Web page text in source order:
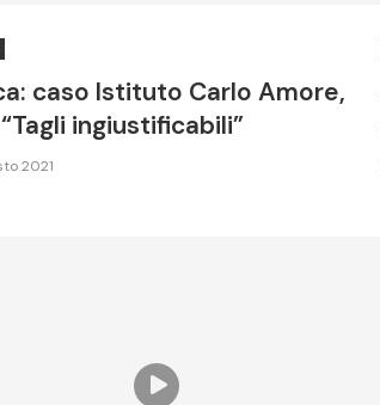
caso Istituto Carlo Amore,
ingiustificabili”
2021